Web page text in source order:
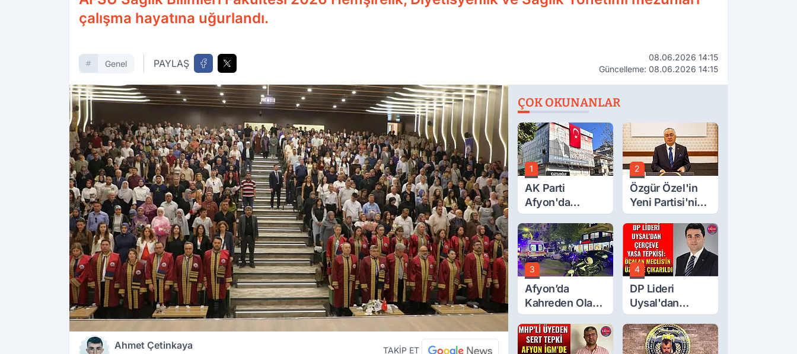
çalışma hayatına uğurlandı.
Genel PAYLAŞ
08.06.2026 14:15
Güncelleme: 08.06.2026 14:15
Ahmet Çetinkaya TAKİP ET
ÇOK OKUNANLAR
1
AK Parti
Afyon'da
Turgay Şahin'in
Ardından Bir
Şok Daha!
2
Özgür Özel'in
Yeni Partisi'nin
Afyon Başkanı
Belli Oldu
3
Afyon’da
Kahreden Olay:
6 Yaşındaki
Çocuk 6. Kattan
Düştü
4
DP Lideri
Uysal'dan
Çerçeve Yasa
Tepkisi: Öcalan
Meclis'in